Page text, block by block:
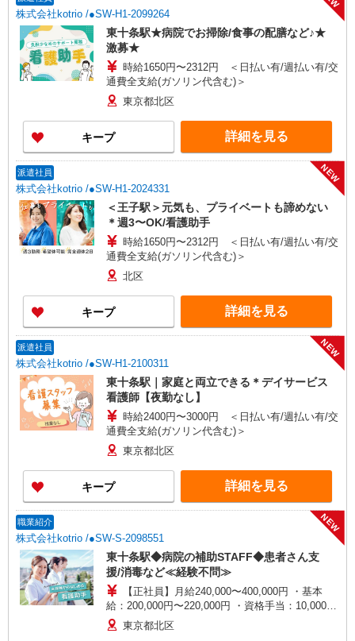
株式会社kotrio /●SW-H1-2099264
東十条駅★病院でお掃除/食事の配膳など♪★
激募★
時給1650円〜2312円 ＜日払い有/週払い有/交
通費全支給(ガソリン代含む)＞
東京都北区
キープ 詳細を見る
派遣社員
株式会社kotrio /●SW-H1-2024331
NEW
＜王子駅＞元気も、プライベートも諦めない
＊週3〜OK/看護助手
時給1650円〜2312円 ＜日払い有/週払い有/交
通費全支給(ガソリン代含む)＞
北区
キープ 詳細を見る
派遣社員
株式会社kotrio /●SW-H1-2100311
NEW
東十条駅｜家庭と両立できる＊デイサービス
看護師【夜勤なし】
時給2400円〜3000円 ＜日払い有/週払い有/交
通費全支給(ガソリン代含む)＞
東京都北区
キープ 詳細を見る
職業紹介
株式会社kotrio /●SW-S-2098551
NEW
東十条駅◆病院の補助STAFF◆患者さん支
援/消毒など≪経験不問≫
【正社員】月給240,000〜400,000円 ・基本
給：200,000円〜220,000円 ・資格手当：10,000〜
30,000円 ・役職手当：10,000〜70,000円 ・処遇改
善手当：20,000〜60,000円（勤続年数、保有資格
東京都北区